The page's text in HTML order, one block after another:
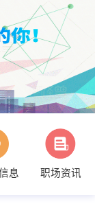
息 职场资讯
息